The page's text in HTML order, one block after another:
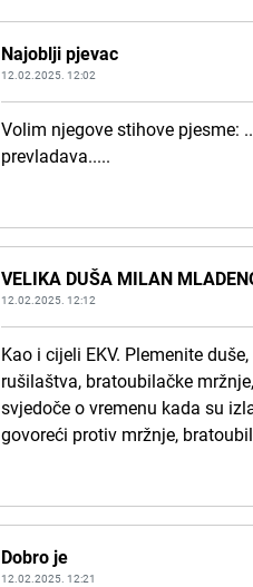
Najoblji pjevac
12.02.2025. 12:02
Volim njegove stihove pjesme:
prevladava.....
VELIKA DUŠA MILAN
12.02.2025. 12:12
Kao i cijeli EKV. Plemenite
rušilaštva, bratoubilačke
svjedoče o vremenu kada su
govoreći protiv mržnje,
Dobro je
12.02.2025. 12:21